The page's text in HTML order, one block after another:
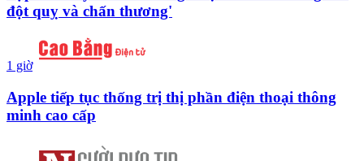
đột quỵ và chấn thương'
1 giờ
Apple tiếp tục thống trị thị phần điện thoại thông
minh cao cấp